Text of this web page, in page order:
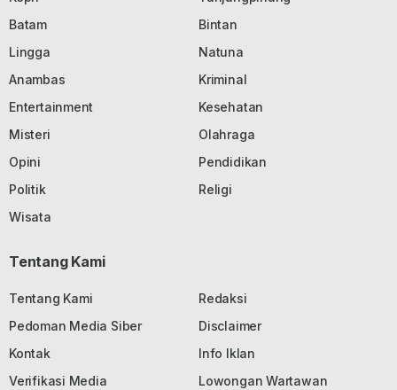
Batam
Bintan
Lingga
Natuna
Anambas
Kriminal
Entertainment
Kesehatan
Misteri
Olahraga
Opini
Pendidikan
Politik
Religi
Wisata
Tentang Kami
Tentang Kami
Redaksi
Pedoman Media Siber
Disclaimer
Kontak
Info Iklan
Verifikasi Media
Lowongan Wartawan